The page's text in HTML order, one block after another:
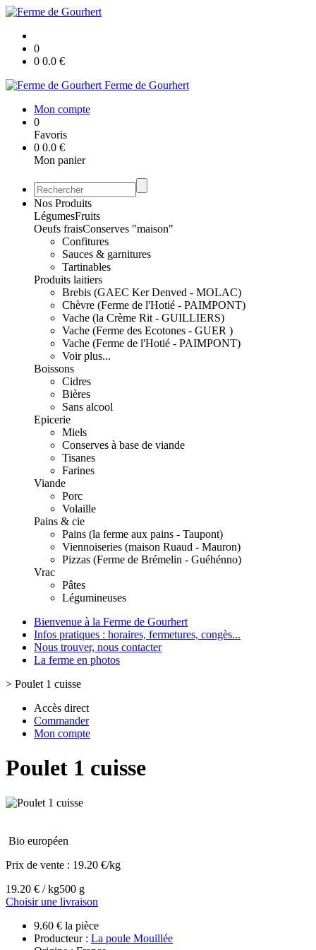
0
0 0.0 €
Ferme de Gourhert
Mon compte
0
Favoris
0 0.0 €
Mon panier
Nos Produits
LégumesFruits
Oeufs fraisConserves "maison"
Confitures
Sauces & garnitures
Tartinables
Produits laitiers
Brebis (GAEC Ker Denved - MOLAC)
Chèvre (Ferme de l'Hotié - PAIMPONT)
Vache (la Crème Rit - GUILLIERS)
Vache (Ferme des Ecotones - GUER )
Vache (Ferme de l'Hotié - PAIMPONT)
Voir plus...
Boissons
Cidres
Bières
Sans alcool
Epicerie
Miels
Conserves à base de viande
Tisanes
Farines
Viande
Porc
Volaille
Pains & cie
Pains (la ferme aux pains - Taupont)
Viennoiseries (maison Ruaud - Mauron)
Pizzas (Ferme de Brémelin - Guéhénno)
Vrac
Pâtes
Légumineuses
Bienvenue à la Ferme de Gourhert
Infos pratiques : horaires, fermetures, congès...
Nous trouver, nous contacter
La ferme en photos
> Poulet 1 cuisse
Accès direct
Commander
Mon compte
Poulet 1 cuisse
Bio européen
Prix de vente : 19.20 €/kg
19.20 € / kg500 g
Choisir une livraison
9.60 € la pièce
Producteur : La poule Mouillée